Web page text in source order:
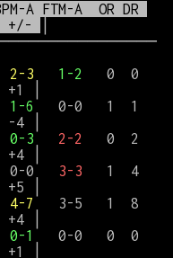
A FTM-A  OR DR
+/-
2-3 1-2
   0  0
│
1-6
   0-0   1  1
4 │
0-3 2-2
   0  2
│
0-0
3-3
   1  4
+5 │
4-7
   3-5   1  8
+4 │
0-1
   0-0   0  0
+1 │